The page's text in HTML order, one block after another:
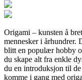
Origami – kunsten å
mennesker i århundrer.
blitt en populær hobby
du skape alt fra enkle
du en introduksjon til
komme i gang med